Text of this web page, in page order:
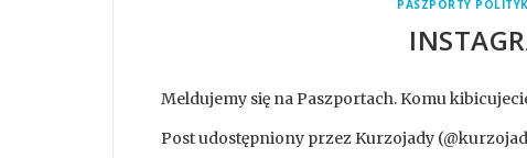
PASZPORTY POLITYKI
Meldujemy się na Paszportach. Komu
Post udostępniony przez Kurzojady